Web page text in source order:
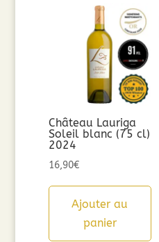
Château Lauriga
Soleil blanc (75 cl)
2024
16,90€
Ajouter au
panier